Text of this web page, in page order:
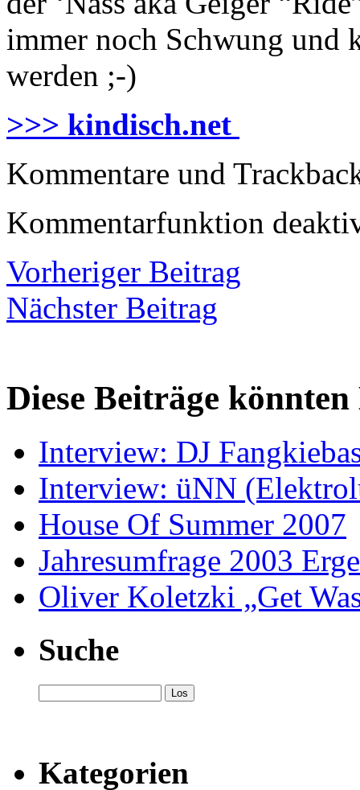
immer noch Schwung und
werden ;-)
>>> kindisch.net
Kommentare und
Kommentarfunktion
Vorheriger Beitrag
Nächster Beitrag
Diese Beiträge
Interview: DJ
Interview: üNN
House Of Summer 2007
Jahresumfrage 2003
Oliver Koletzki „Get
Suche
Kategorien